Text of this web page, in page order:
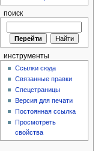
поиск
инструменты
Ссылки сюда
Связанные правки
Спецстраницы
Версия для печати
Постоянная ссылка
Просмотреть
свойства